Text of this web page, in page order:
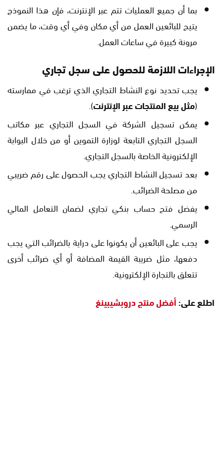
بما أن جميع العمليات تتم عبر الإنترنت، فإن هذا النموذج
يتيح للبائعين العمل من أي مكان وفي أي وقت، ما يضمن
مرونة كبيرة في ساعات العمل.
الإجراءات اللازمة للحصول على سجل تجاري
يجب تحديد نوع النشاط التجاري الذي ترغب في ممارسته
(مثل بيع المنتجات عبر الإنترنت).
يمكن تسجيل الشركة في السجل التجاري عبر مكاتب
السجل التجاري التابعة لوزارة التموين أو من خلال البوابة
الإلكترونية الخاصة بالسجل التجاري.
بعد تسجيل النشاط التجاري يجب الحصول على رقم ضريبي
من مصلحة الضرائب.
يفضل فتح حساب بنكي تجاري لضمان التعامل المالي
الرسمي.
يجب على البائعين أن يكونوا على دراية بالضرائب التي يجب
دفعها، مثل ضريبة القيمة المضافة أو أي ضرائب أخرى
تتعلق بالتجارة الإلكترونية.
اطلع على:أفضل منتج دروبشيبينغ